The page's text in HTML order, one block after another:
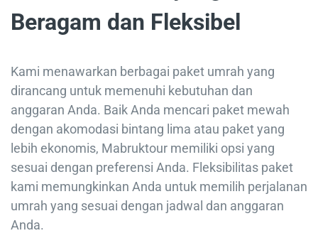
Beragam dan Fleksibel
Kami menawarkan berbagai paket umrah yang
dirancang untuk memenuhi kebutuhan dan
anggaran Anda. Baik Anda mencari paket mewah
dengan akomodasi bintang lima atau paket yang
lebih ekonomis, Mabruktour memiliki opsi yang
sesuai dengan preferensi Anda. Fleksibilitas paket
kami memungkinkan Anda untuk memilih perjalanan
umrah yang sesuai dengan jadwal dan anggaran
Anda.